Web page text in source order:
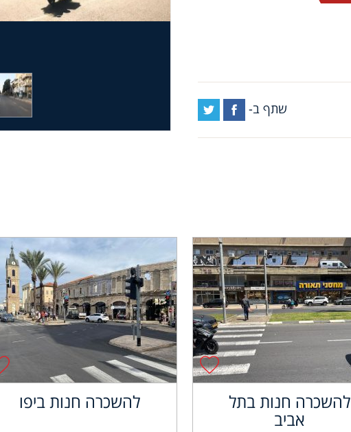
שתף ב-
להשכרה חנות בתל
אביב
להשכרה חנות ביפו